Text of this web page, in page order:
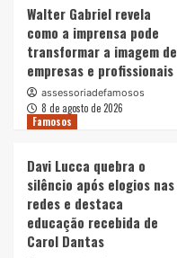
Walter Gabriel revela
como a imprensa pode
transformar a imagem de
empresas e profissionais
assessoriadefamosos
8 de agosto de 2026
Famosos
Davi Lucca quebra o
silêncio após elogios nas
redes e destaca
educação recebida de
Carol Dantas